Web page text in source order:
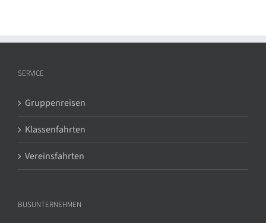
SERVICE
Gruppenreisen
Klassenfahrten
Vereinsfahrten
BUSUNTERNEHMEN